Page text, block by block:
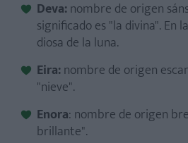
Deva:nombre de origen
significado es "la divina". En
diosa de la luna.
Eira:nombre de origen
"nieve".
Enora: nombre de origen
brillante".